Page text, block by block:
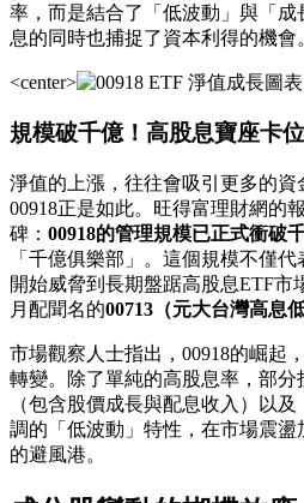
率，而是結合了「低波動」與「
息的同時也捕捉了資本利得的機會
<center>
規模破千億！高股息寶座卡
淨值的上漲，往往會吸引更多的資
00918正是如此。旺得富理財網的
碑： 00918的管理規模已正式衝破
「千億俱樂部」。這個規模不僅
開始威脅到長期盤踞高股息ETF市
月配聞名的00713（元大台灣高息低
市場觀察人士指出，00918的崛起
轉變。除了單純的高股息率，部分
（包含股價成長與配息收入）以
調的「低波動」特性，在市場震
的避風港。